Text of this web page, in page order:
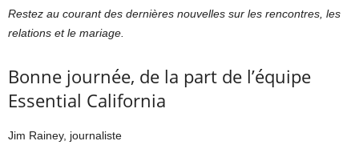
Restez au courant des dernières nouvelles sur les rencontres, les
relations et le mariage.
Bonne journée, de la part de l’équipe
Essential California
Jim Rainey, journaliste